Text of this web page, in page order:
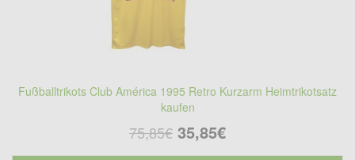
Fußballtrikots Club América 1995 Retro Kurzarm Heimtrikotsatz
kaufen
75,85€ 35,85€